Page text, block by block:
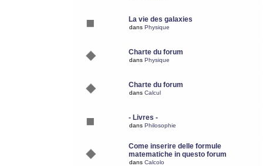
La vie des galaxies
dans Physique
Charte du forum
dans Physique
Charte du forum
dans Calcul
- Livres -
dans Philosophie
Come inserire delle formule
matematiche in questo forum
dans Calcolo